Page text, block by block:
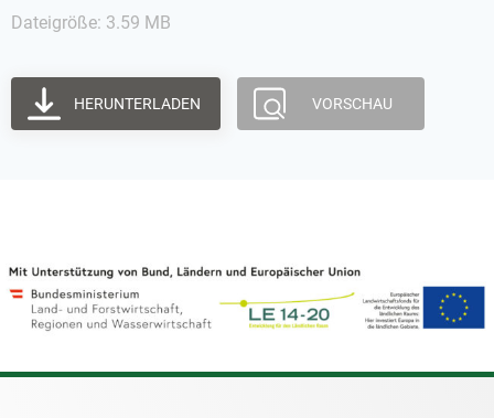
Dateigröße: 3.59 MB
HERUNTERLADEN VORSCHAU